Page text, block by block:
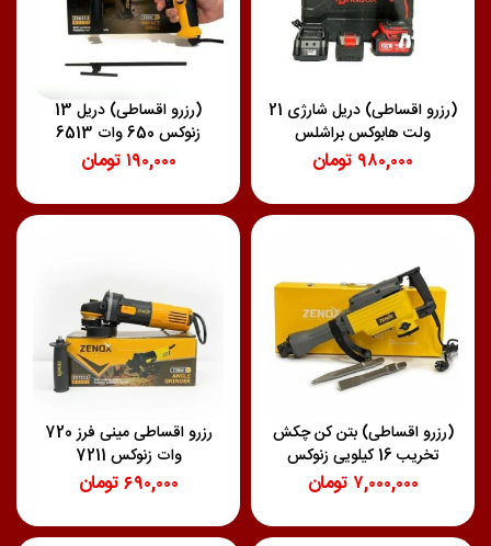
(رزرو اقساطی) دریل شارژی 21
ولت هابوکس براشلس
تومان ۹۸۰,۰۰۰
(رزرو اقساطی) دریل 13
زنوکس 650 وات 6513
تومان ۱۹۰,۰۰۰
(رزرو اقساطی) بتن کن چکش
تخریب 16 کیلویی زنوکس
تومان ۷,۰۰۰,۰۰۰
رزرو اقساطی مینی فرز 720
وات زنوکس 7211
تومان۶۹۰,۰۰۰